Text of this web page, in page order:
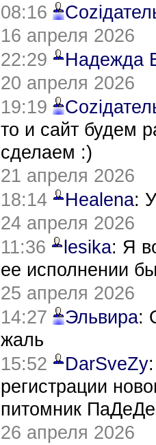
08:16
16 апреля 2026
22:29
Надежда
20 апреля 2026
19:19
то и сайт будем
сделаем :)
21 апреля 2026
18:14
Healena:
24 апреля 2026
11:36
lesika: Я
ее исполнении
25 апреля 2026
14:27
Эльвира:
жаль
15:52
DarSveZy
регистрации
питомник
26 апреля 2026